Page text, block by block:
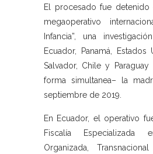
El procesado fue
megaoperativo
Infancia”, una
Ecuador, Panamá, Estados
Salvador, Chile y
forma simultanea– la
septiembre de 2019.
En Ecuador, el operativo
Fiscalía Especializada
Organizada,